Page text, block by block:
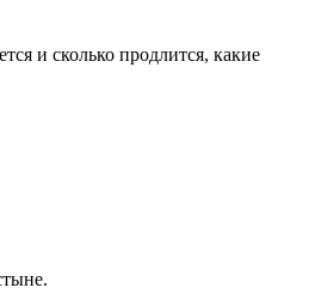
и сколько продлится, какие